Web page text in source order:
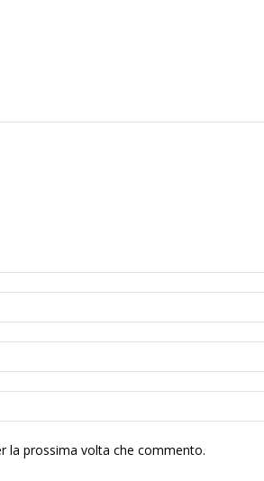
la prossima volta che commento.